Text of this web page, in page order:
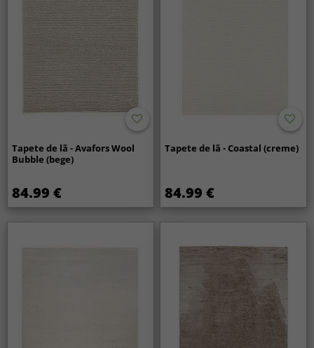
Tapete de lã - Avafors Wool
Bubble (bege)
84.99 €
Tapete de lã - Coastal (creme)
84.99 €